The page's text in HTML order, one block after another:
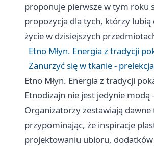
proponuje pierwsze w tym roku
propozycja dla tych, którzy
życie w dzisiejszych
Etno Młyn. Energia z tradycji
Zanurzyć się w tkanie -
Etno Młyn. Energia z tradycji
Etnodizajn nie jest jedynie
Organizatorzy zestawiają
przypominając, że inspiracje
projektowaniu ubioru,